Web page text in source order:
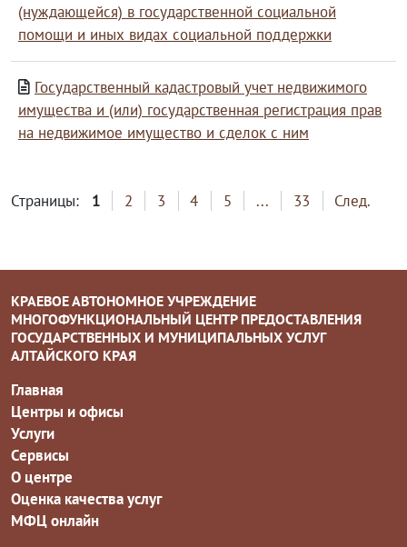
(нуждающейся) в государственной социальной
помощи и иных видах социальной поддержки
Государственный кадастровый учет недвижимого
имущества и (или) государственная регистрация прав
на недвижимое имущество и сделок с ним
Страницы: 1 2 3 4 5 ... 33 След.
КРАЕВОЕ АВТОНОМНОЕ УЧРЕЖДЕНИЕ
МНОГОФУНКЦИОНАЛЬНЫЙ ЦЕНТР ПРЕДОСТАВЛЕНИЯ
ГОСУДАРСТВЕННЫХ И МУНИЦИПАЛЬНЫХ УСЛУГ
АЛТАЙСКОГО КРАЯ
Главная
Центры и офисы
Услуги
Сервисы
О центре
Оценка качества услуг
МФЦ онлайн